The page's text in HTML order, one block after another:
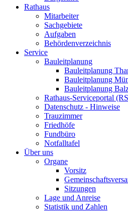
Rathaus
Mitarbeiter
Sachgebiete
Aufgaben
Behördenverzeichnis
Service
Bauleitplanung
Bauleitplanung
Bauleitplanung
Bauleitplanung
Rathaus-Serviceportal
Datenschutz - Hinweise
Trauzimmer
Friedhöfe
Fundbüro
Notfalltafel
Über uns
Organe
Vorsitz
Sitzungen
Lage und Anreise
Statistik und Zahlen